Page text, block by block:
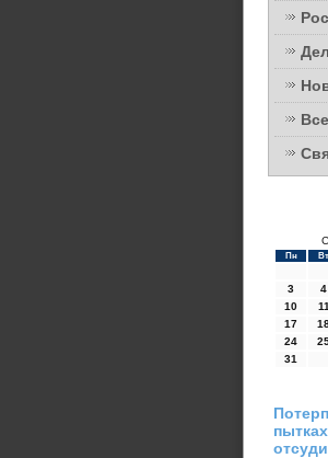
Пн Вт
3
4
10
11
17
24
31